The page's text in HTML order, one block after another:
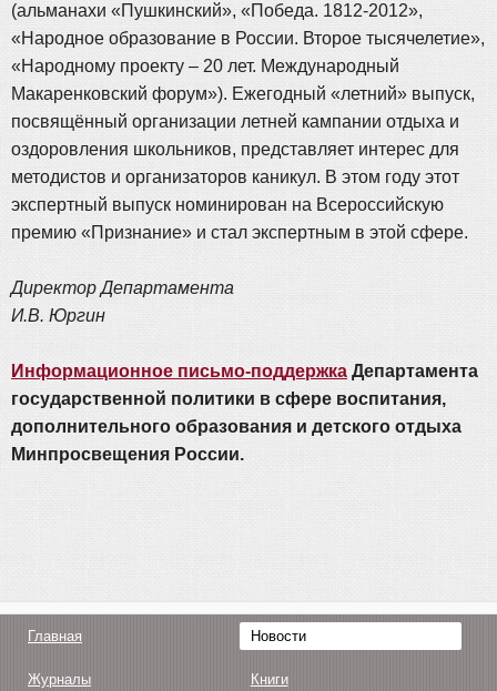
(альманахи «Пушкинский», «Победа. 1812-2012»,
«Народное образование в России. Второе тысячелетие»,
«Народному проекту – 20 лет. Международный
Макаренковский форум»). Ежегодный «летний» выпуск,
посвящённый организации летней кампании отдыха и
оздоровления школьников, представляет интерес для
методистов и организаторов каникул. В этом году этот
экспертный выпуск номинирован на Всероссийскую
премию «Признание» и стал экспертным в этой сфере.
Директор Департамента
И.В. Юргин
Информационное письмо-поддержка Департамента
государственной политики в сфере воспитания,
дополнительного образования и детского отдыха
Минпросвещения России.
Главная Новости
Журналы Книги